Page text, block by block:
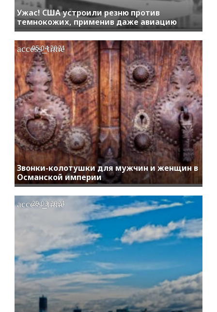
Ужас! США устроили резню против
темнокожих, применив даже авиацию
Звонки-колотушки для мужчин и женщин в
Османской империи
access_time
05.04.2021
access_time
29.03.2021